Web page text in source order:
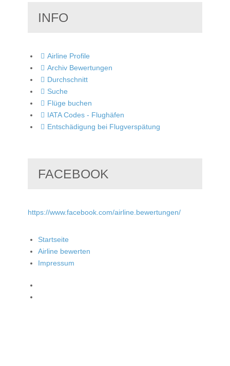
INFO
Airline Profile
Archiv Bewertungen
Durchschnitt
Suche
Flüge buchen
IATA Codes - Flughäfen
Entschädigung bei Flugverspätung
FACEBOOK
https://www.facebook.com/airline.bewertungen/
Startseite
Airline bewerten
Impressum